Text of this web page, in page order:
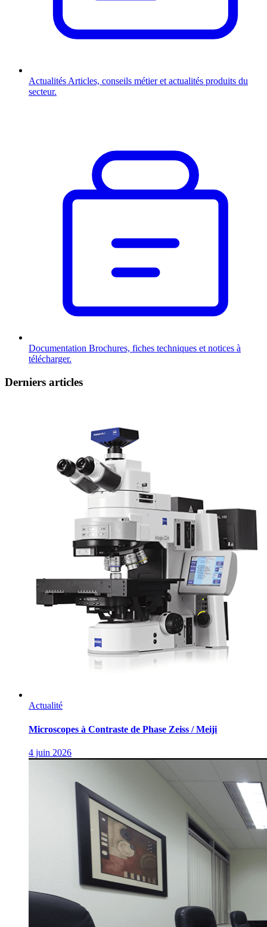
Actualités Articles, conseils métier et actualités produits du
secteur.
Documentation Brochures, fiches techniques et notices à
télécharger.
Derniers articles
Actualité
Microscopes à Contraste de Phase Zeiss / Meiji
4 juin 2026